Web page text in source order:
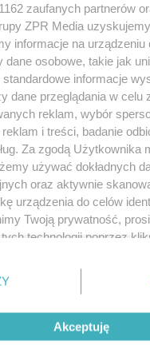
w serwisie nie może być
lub dalej rozpowszechniany w
lub mechaniczny) na
formie, włącznie z
właściciela praw. Jakiekolwiek
w całości lub w części z
jest zabronione pod groźbą
O nas
zaufanych partnerów
ZPR Media
informacje na urządzeniu
dane osobowe, takie jak
informacje
dane przeglądania w celu
reklam, wybór
i treści, badanie
Za zgodą Użytkownika
używać dokładnych
oraz aktywnie
urządzenia do celów
Twoją prywatność,
technologii poprzez
klikając przycisk
w lewym dolnym rogu
danych nie
masz prawo sprzeciwić
Akceptuję